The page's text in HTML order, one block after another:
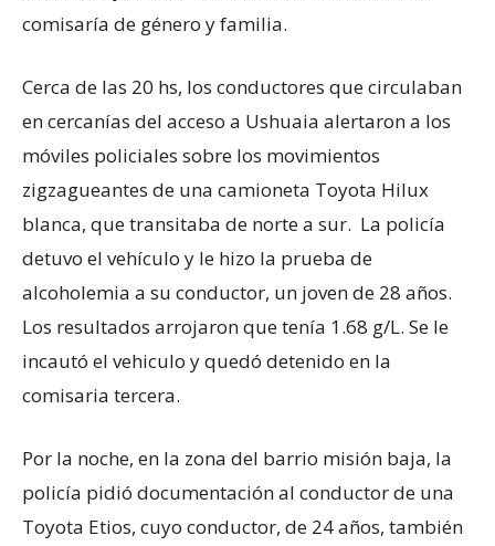
comisaría de género y familia.
Cerca de las 20 hs, los conductores que circulaban
en cercanías del acceso a Ushuaia alertaron a los
móviles policiales sobre los movimientos
zigzagueantes de una camioneta Toyota Hilux
blanca, que transitaba de norte a sur. La policía
detuvo el vehículo y le hizo la prueba de
alcoholemia a su conductor, un joven de 28 años.
Los resultados arrojaron que tenía 1.68 g/L. Se le
incautó el vehiculo y quedó detenido en la
comisaria tercera.
Por la noche, en la zona del barrio misión baja, la
policía pidió documentación al conductor de una
Toyota Etios, cuyo conductor, de 24 años, también